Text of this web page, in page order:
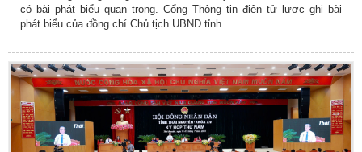
có bài phát biểu quan trọng. Cổng Thông tin điện tử lược ghi bài
phát biểu của đồng chí Chủ tịch UBND tỉnh.